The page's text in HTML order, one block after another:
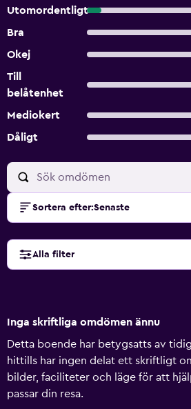
Utomordentligt
Bra
Okej
Till
belåtenhet
Mediokert
Dåligt
Sortera efter:Senaste
Alla filter
Inga skriftliga omdömen ännu
Detta boende har betygsatts av
hittills har ingen delat ett skriftligt
bilder, faciliteter och läge för att
passar din resa.